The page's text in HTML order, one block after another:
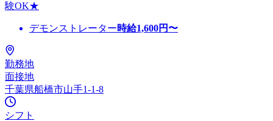
験OK★
デモンストレーター時給1,600円〜
勤務地
面接地
千葉県船橋市山手1-1-8
シフト